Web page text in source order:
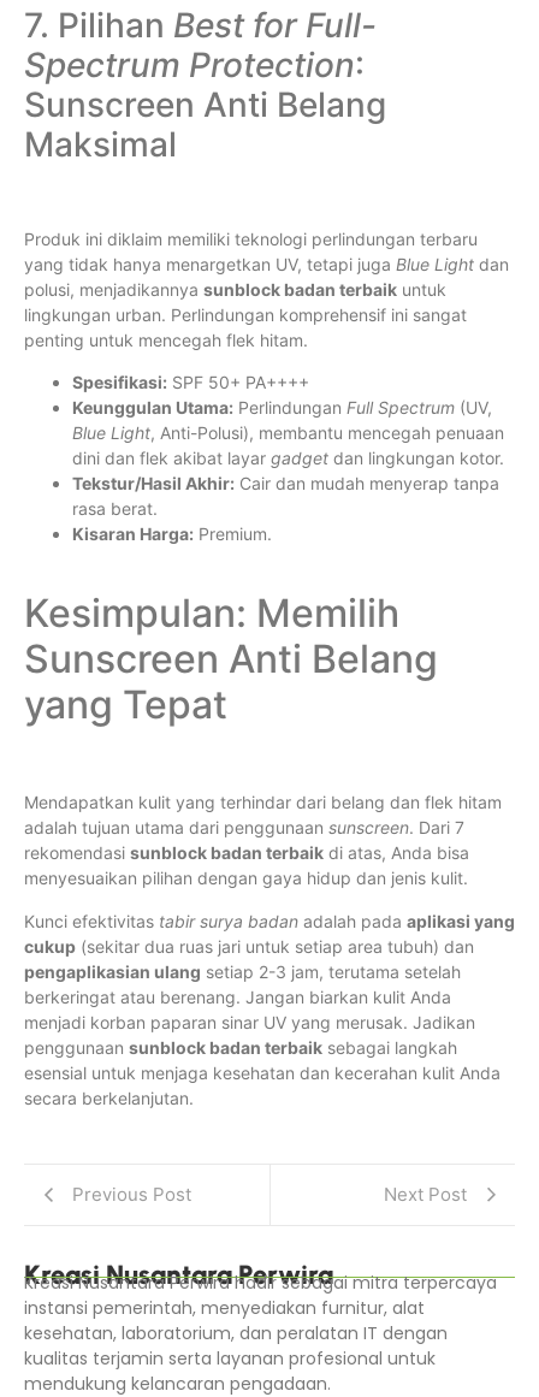
7. Pilihan Best for Full-
Spectrum Protection:
Sunscreen Anti Belang
Maksimal
Produk ini diklaim memiliki teknologi perlindungan terbaru
yang tidak hanya menargetkan UV, tetapi juga Blue Light dan
polusi, menjadikannya sunblock badan terbaik untuk
lingkungan urban. Perlindungan komprehensif ini sangat
penting untuk mencegah flek hitam.
Spesifikasi: SPF 50+ PA++++
Keunggulan Utama: Perlindungan Full Spectrum (UV,
Blue Light, Anti-Polusi), membantu mencegah penuaan
dini dan flek akibat layar gadget dan lingkungan kotor.
Tekstur/Hasil Akhir: Cair dan mudah menyerap tanpa
rasa berat.
Kisaran Harga: Premium.
Kesimpulan: Memilih
Sunscreen Anti Belang
yang Tepat
Mendapatkan kulit yang terhindar dari belang dan flek hitam
adalah tujuan utama dari penggunaan sunscreen. Dari 7
rekomendasi sunblock badan terbaik di atas, Anda bisa
menyesuaikan pilihan dengan gaya hidup dan jenis kulit.
Kunci efektivitas tabir surya badan adalah pada aplikasi yang
cukup (sekitar dua ruas jari untuk setiap area tubuh) dan
pengaplikasian ulang setiap 2-3 jam, terutama setelah
berkeringat atau berenang. Jangan biarkan kulit Anda
menjadi korban paparan sinar UV yang merusak. Jadikan
penggunaan sunblock badan terbaik sebagai langkah
esensial untuk menjaga kesehatan dan kecerahan kulit Anda
secara berkelanjutan.
Previous Post Next Post
Kreasi Nusantara Perwira
Kreasi Nusantara Perwira hadir sebagai mitra terpercaya
instansi pemerintah, menyediakan furnitur, alat
kesehatan, laboratorium, dan peralatan IT dengan
kualitas terjamin serta layanan profesional untuk
mendukung kelancaran pengadaan.